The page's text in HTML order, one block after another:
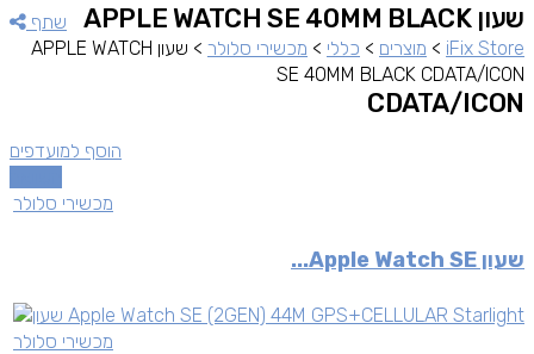
שתף
iFix Store
> מוצרים > כללי > מכשירי סלולר >
שעון APPLE WATCH
SE 40MM BLACK CDATA/ICON
שעון APPLE WATCH SE 40MM BLACK
CDATA/ICON
הוסף למועדפים
מכשירי סלולר
שעון Apple Watch SE...
מכשירי סלולר